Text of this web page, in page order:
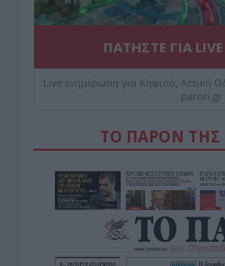
ΠΑΤΗΣΤΕ ΓΙΑ
Live ενημέρωση για Κηφισό, Αττική
paron.gr
ΤΟ ΠΑΡΟΝ ΤΗΣ